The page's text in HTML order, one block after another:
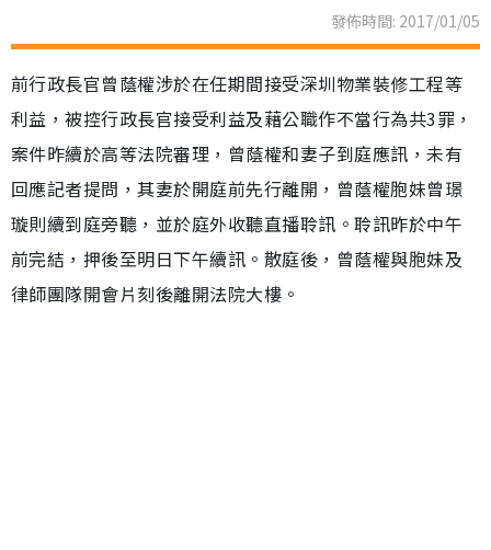
發佈時間: 2017/01/05
前行政長官曾蔭權涉於在任期間接受深圳物業裝修工程等
利益，被控行政長官接受利益及藉公職作不當行為共3罪，
案件昨續於高等法院審理，曾蔭權和妻子到庭應訊，未有
回應記者提問，其妻於開庭前先行離開，曾蔭權胞妹曾璟
璇則續到庭旁聽，並於庭外收聽直播聆訊。聆訊昨於中午
前完結，押後至明日下午續訊。散庭後，曾蔭權與胞妹及
律師團隊開會片刻後離開法院大樓。